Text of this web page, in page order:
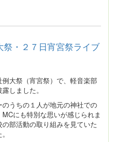
・２７日宵宮祭ライブ
大祭（宵宮祭）で、軽音楽部
しました。
うちの１人が地元の神社での
にも特別な思いが感じられま
部活動の取り組みを見ていた